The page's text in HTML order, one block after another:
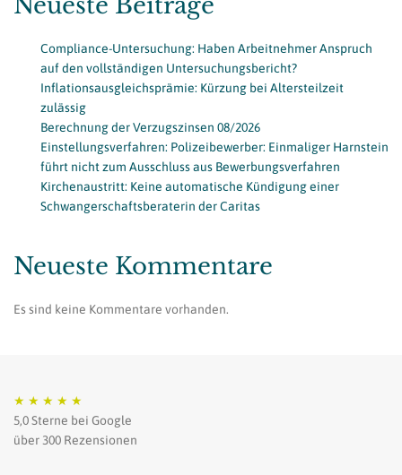
Compliance-Untersuchung: Haben Arbeitnehmer Anspruch
auf den vollständigen Untersuchungsbericht?
Inflationsausgleichsprämie: Kürzung bei Altersteilzeit
zulässig
Berechnung der Verzugszinsen 08/2026
Einstellungsverfahren: Polizeibewerber: Einmaliger Harnstein
führt nicht zum Ausschluss aus Bewerbungsverfahren
Kirchenaustritt: Keine automatische Kündigung einer
Schwangerschaftsberaterin der Caritas
Neueste Kommentare
Es sind keine Kommentare vorhanden.
★ ★ ★ ★ ★
5,0 Sterne bei Google
über 300 Rezensionen